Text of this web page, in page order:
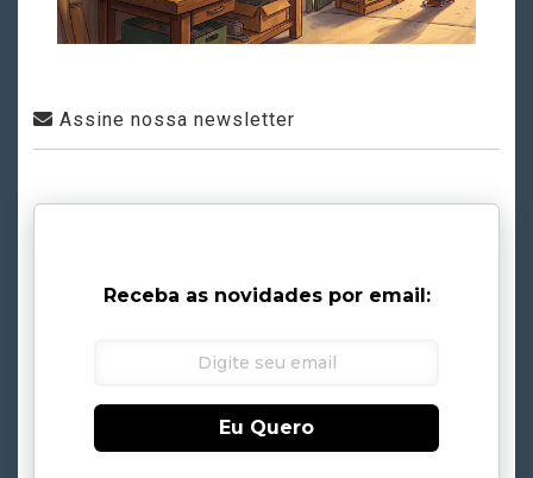
Assine nossa newsletter
Receba as novidades por email:
Eu Quero